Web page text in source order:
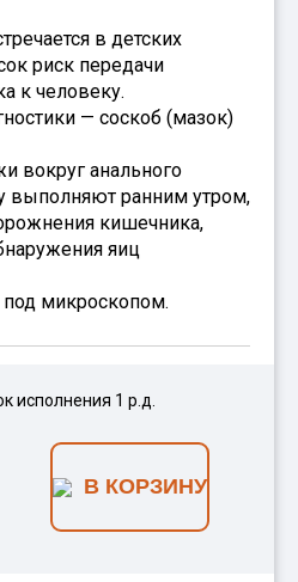
в детских
риск передачи
к человеку.
— соскоб (мазок)
вокруг анального
выполняют ранним утром,
кишечника,
яиц
микроскопом.
исполнения 1 р.д.
В КОРЗИНУ